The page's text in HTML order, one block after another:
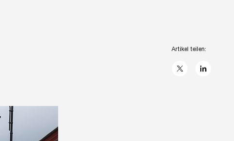
Artikel teilen:
X linkedIn